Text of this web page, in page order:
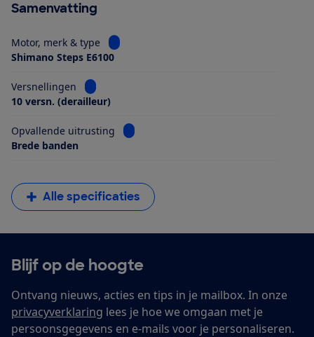
Samenvatting
Motor, merk & type
Bekijk informatie voor Motor, merk & type
Shimano Steps E6100
Versnellingen
Bekijk informatie voor Versnellingen
10 versn. (derailleur)
Opvallende uitrusting
Bekijk informatie voor Opvallende
Brede banden
Alle specificaties
Blijf op de hoogte
Ontvang nieuws, acties en tips in je mailbox. In onze
privacyverklaring lees je hoe we omgaan met je
persoonsgegevens en e-mails voor je personaliseren.